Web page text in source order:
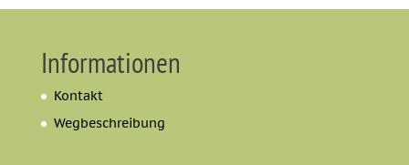
Informationen
Kontakt
Wegbeschreibung